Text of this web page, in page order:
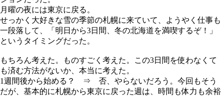
月曜の夜には東京に戻る。
せっかく大好きな雪の季節の札幌に来ていて、ようやく仕事も
一段落して、「明日から3日間、冬の北海道を満喫するぞ！」
というタイミングだった。
もちろん考えた。ものすごく考えた。この3日間を使わなくて
も済む方法がないか、本当に考えた。
1週間後から始める？ ⇒ 否、やらないだろう。今回もそう
だが、基本的に札幌から東京に戻った週は、時間も体力も余裕